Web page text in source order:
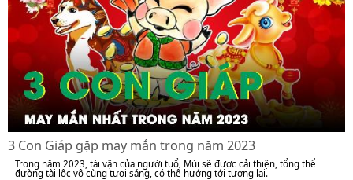
3 Con Giáp gặp may mắn trong năm 2023
Trong năm 2023, tài vận của người tuổi Mùi sẽ được cải thiện, tổng thể
đường tài lộc vô cùng tươi sáng, có thể hướng tới tương lai.